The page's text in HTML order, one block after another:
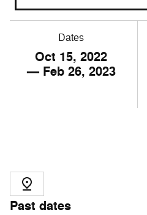
Dates
Oct 15, 2022
— Feb 26, 2023
Past dates